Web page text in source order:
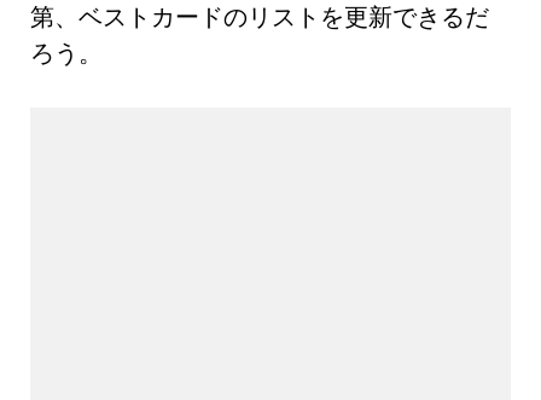
第、ベストカードのリストを更新できるだ
ろう。